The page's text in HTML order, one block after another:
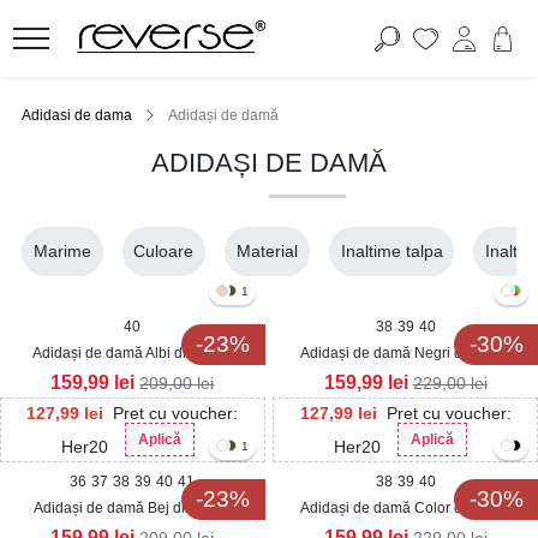
Adidasi de dama Adidași de damă
ADIDAȘI DE DAMĂ
Marime Culoare Material Inaltime talpa
-23%
1
40
Adidași de damă Albi din Piele
Ecologica Narali
127,99 lei
Pret cu voucher:
Her20
Aplică
159,99 lei 209,00lei
-30%
38 39 40
Adidași de damă Negri din Piele
Ecologica Intoarsa Kevya
127,99 lei
Pret cu voucher:
Her20
Aplică
159,99 lei 229,00lei
-23%
1
36 37 38 39 40 41
Adidași de damă Bej din Piele
Ecologica Intoarsa Narali
-30%
38 39 40
Adidași de damă Color din Piele
Ecologica Intoarsa Kevya